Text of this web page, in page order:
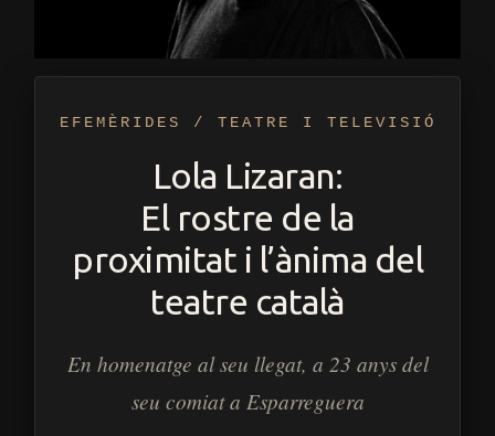
EFEMÈRIDES / TEATRE I TELEVISIÓ
Lola Lizaran:
El rostre de la
proximitat i l’ànima del
teatre català
En homenatge al seu llegat, a 23 anys del
seu comiat a Esparreguera